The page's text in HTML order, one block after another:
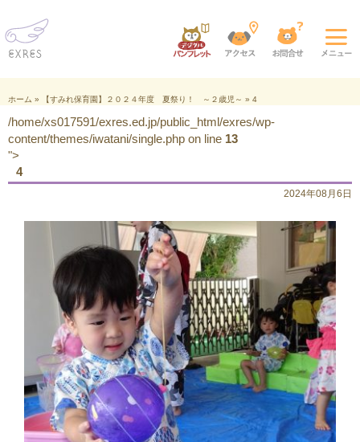
ホーム » 【すみれ保育園】２０２４年度 夏祭り！ ～２歳児～ » 4
/home/xs017591/exres.ed.jp/public_html/exres/wp-
content/themes/iwatani/single.php on line 13
">
4
2024年08月6日